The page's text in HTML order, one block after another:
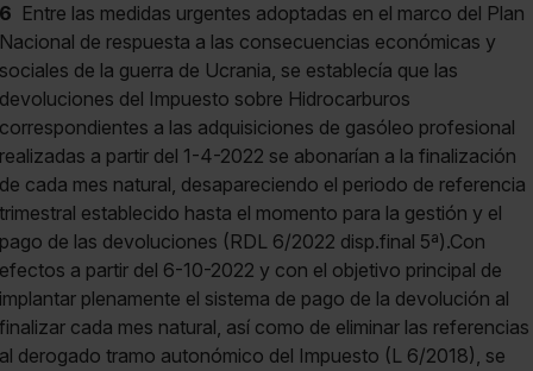
6 Entre las medidas urgentes adoptadas en el marco del Plan
Nacional de respuesta a las consecuencias económicas y
sociales de la guerra de Ucrania, se establecía que las
devoluciones del Impuesto sobre Hidrocarburos
correspondientes a las adquisiciones de gasóleo profesional
realizadas a partir del 1-4-2022 se abonarían a la finalización
de cada mes natural, desapareciendo el periodo de referencia
trimestral establecido hasta el momento para la gestión y el
pago de las devoluciones (RDL 6/2022 disp.final 5ª).Con
efectos a partir del 6-10-2022 y con el objetivo principal de
implantar plenamente el sistema de pago de la devolución al
finalizar cada mes natural, así como de eliminar las referencias
al derogado tramo autonómico del Impuesto (L 6/2018), se